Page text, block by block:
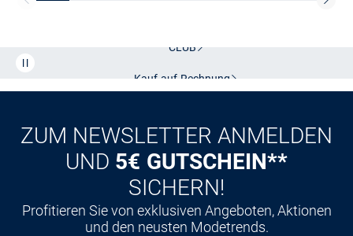
CLUB
Kauf auf Rechnung
ZUM NEWSLETTER ANMELDEN
UND 5€ GUTSCHEIN**
SICHERN!
Profitieren Sie von exklusiven Angeboten, Aktionen
und den neusten Modetrends.